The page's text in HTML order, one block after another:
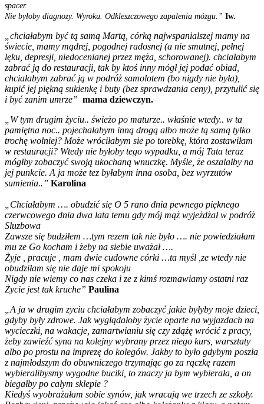
spacer.
Nie byłoby diagnozy. Wyroku. Odkleszczowego zapalenia mózgu.” Iw.
chciałabym być tą samą Martą, córką najwspanialszej mamy na
świecie, mamy mądrej, pogodnej radosnej (a nie smutnej, pełnej
lęku, depresji, niedocenianej przez męża, schorowanej). chciałabym
zabrać ją do restauracji, tak by ktoś inny mógł jej podać obiad,
chciałabym zabrać ją w podróż samolotem (bo nigdy nie była),
kupić jej piękną sukienkę i buty (bez sprawdzania ceny), przytulić się
i być zanim umrze” mama dziewczyn.
W tym drugim życiu.. świeżo po maturze.. właśnie wtedy.. w ta
pamiętna noc.. pojechałabym inną drogą albo może tą samą tylko
trochę wolniej? Może wróciłabym sie po torebkę, która zostawiłam
w restauracji? Wtedy nie byłoby tego wypadku, a mój Tata teraz
mógłby zobaczyć swoją ukochaną wnuczkę. Myśle, że oszalałby na
jej punkcie. A ja może tez byłabym inna osoba, bez wyrzutów
sumienia..” Karolina
Chciałabym …. obudzić się O 5 rano dnia pewnego pięknego
czerwcowego dnia dwa lata temu gdy mój mąż wyjeżdżał w podróż
Sluzbowa
Zawsze się budziłem …tym rezem tak nie było …. nie powiedziałam
mu ze Go kocham i żeby na siebie uważał ….
Żyje , pracuje , mam dwie cudowne córki …ta myśl ,ze wtedy nie
obudziłam się nie daje mi spokoju
Nigdy nie wiemy co nas czeka i ze z kimś rozmawiamy ostatni raz
Życie jest tak kruche” Paulina
A ja w drugim zyciu chciałabym zobaczyć jakie byłyby moje dzieci,
gdyby były zdrowe. Jak wyglądałoby życie oparte na wyjazdach na
wycieczki, na wakacje, zamartwianiu się czy zdążę wrócić z pracy,
żeby zawieźć syna na kolejny wybrany przez niego kurs, warsztaty
albo po prostu na imprezę do kolegów. Jakby to było gdybym poszła
z najmłodszym do obuwniczego trzymając go za rączkę razem
wybieralibysmy wygodne buciki, to znaczy ja bym wybierała, a on
biegałby po całym sklepie ?
Kiedyś wyobrażałam sobie synów, jak wracają we trzech ze szkoły.